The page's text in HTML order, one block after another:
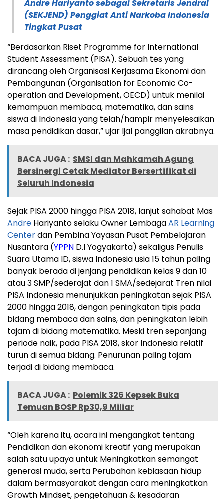
Andre Hariyanto sebagai Sekretaris Jendral
(SEKJEND) Penggiat Anti Narkoba Indonesia
Tingkat Pusat
“Berdasarkan Riset Programme for International
Student Assessment (PISA). Sebuah tes yang
dirancang oleh Organisasi Kerjasama Ekonomi dan
Pembangunan (Organisation for Economic Co-
operation and Development, OECD) untuk menilai
kemampuan membaca, matematika, dan sains
siswa di Indonesia yang telah/hampir menyelesaikan
masa pendidikan dasar,” ujar Ijal panggilan akrabnya.
BACA JUGA : SMSI dan Mahkamah Agung
Bersinergi Cetak Mediator Bersertifikat di
Seluruh Indonesia
Sejak PISA 2000 hingga PISA 2018, lanjut sahabat Mas
Andre Hariyanto selaku Owner LembagaAR Learning
Centerdan Pembina Yayasan Pusat Pembelajaran
Nusantara (YPPN D.I Yogyakarta) sekaligus Penulis
Suara Utama ID, siswa Indonesia usia 15 tahun paling
banyak berada di jenjang pendidikan kelas 9 dan 10
atau 3 SMP/sederajat dan 1 SMA/sedejarat Tren nilai
PISA Indonesia menunjukkan peningkatan sejak PISA
2000 hingga 2018, dengan peningkatan tipis pada
bidang membaca dan sains, dan peningkatan lebih
tajam di bidang matematika. Meski tren sepanjang
periode naik, pada PISA 2018, skor Indonesia relatif
turun di semua bidang. Penurunan paling tajam
terjadi di bidang membaca.
BACA JUGA : Polemik 326 Kepsek Buka
Temuan BOSP Rp30,9 Miliar
“Oleh karena itu, acara ini mengangkat tentang
Pendidikan dan ekonomi kreatif yang merupakan
salah satu upaya untuk Meningkatkan semangat
generasi muda, serta Perubahan kebiasaan hidup
dalam bermasyarakat dengan cara meningkatkan
Growth Mindset, pengetahuan & kesadaran